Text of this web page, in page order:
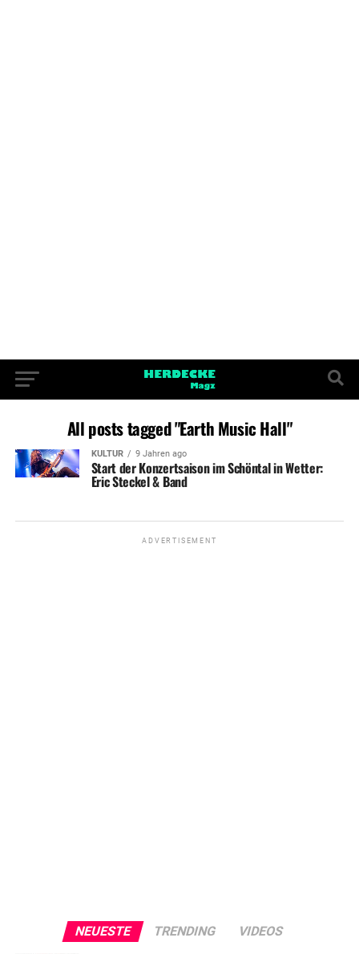
All posts tagged "Earth Music Hall"
KULTUR 9 Jahren ago
Start der Konzertsaison im Schöntal in Wetter:
Eric Steckel & Band
ADVERTISEMENT
NEUESTE TRENDING VIDEOS